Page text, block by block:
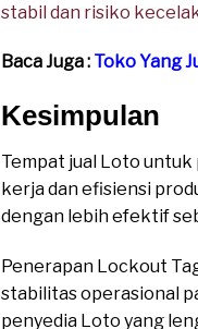
stabil dan risiko
Baca Juga : Toko Yang
Kesimpulan
Tempat jual Loto
kerja dan efisiensi
dengan lebih efektif
Penerapan Lockout
stabilitas operasional
penyedia Loto yang